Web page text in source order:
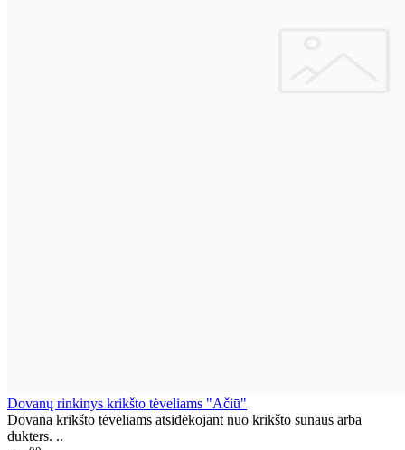
Dovanų rinkinys krikšto tėveliams "Ačiū"
Dovana krikšto tėveliams atsidėkojant nuo krikšto sūnaus arba
dukters. ..